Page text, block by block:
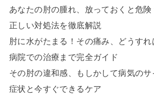
あなたの肘の腫れ、放っておくと危険
正しい対処法を徹底解説
肘に水がたまる！その痛み、どうす
病院での治療まで完全ガイド
その肘の違和感、もしかして病気の
症状と今すぐできるケア